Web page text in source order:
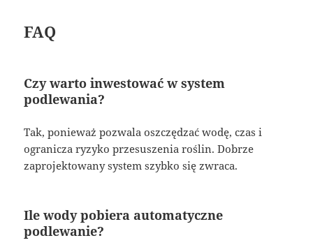
FAQ
Czy warto inwestować w system
podlewania?
Tak, ponieważ pozwala oszczędzać wodę, czas i
ogranicza ryzyko przesuszenia roślin. Dobrze
zaprojektowany system szybko się zwraca.
Ile wody pobiera automatyczne
podlewanie?